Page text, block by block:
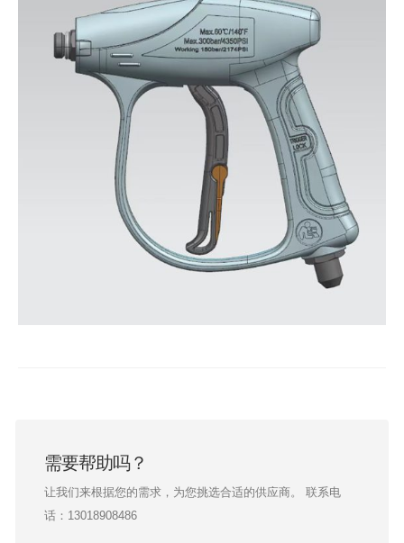
需要帮助吗？
让我们来根据您的需求，为您挑选合适的供应商。 联系电
话：13018908486